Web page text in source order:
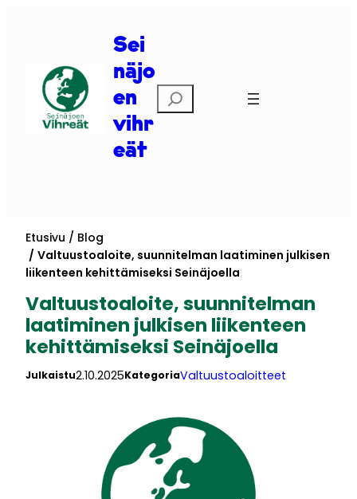
Sei
näjo
en
vihr
eät
Etsi
Etusivu
Blog
Valtuustoaloite, suunnitelman laatiminen julkisen
liikenteen kehittämiseksi Seinäjoella
Valtuustoaloite, suunnitelman
laatiminen julkisen liikenteen
kehittämiseksi Seinäjoella
Julkaistu2.10.2025KategoriaValtuustoaloitteet